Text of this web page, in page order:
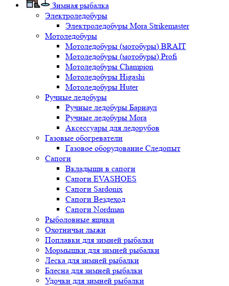
Зимная рыбалка
Электроледобуры
Электроледобуры Mora Strikemaster
Мотоледобуры
Мотоледобуры (мотобуры) BRAIT
Мотоледобуры (мотобуры) Profi
Мотоледобуры Champion
Мотоледобуры Higashi
Мотоледобуры Huter
Ручные ледобуры
Ручные ледобуры Барнаул
Ручные ледобуры Mora
Аксессуары для ледорубов
Газовые обогреватели
Газовое оборудование Следопыт
Сапоги
Вкладыши в сапоги
Сапоги EVASHOES
Сапоги Sardonix
Сапоги Вездеход
Сапоги Nordman
Рыболовные ящики
Охотничьи лыжи
Поплавки для зимней рыбалки
Мормышки для зимней рыбалки
Леска для зимней рыбалки
Блесна для зимней рыбалки
Удочки для зимней рыбалки